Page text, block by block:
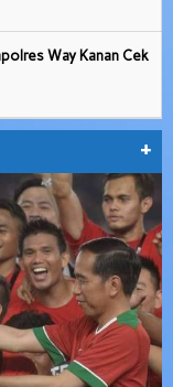
Way Kanan Cek
+